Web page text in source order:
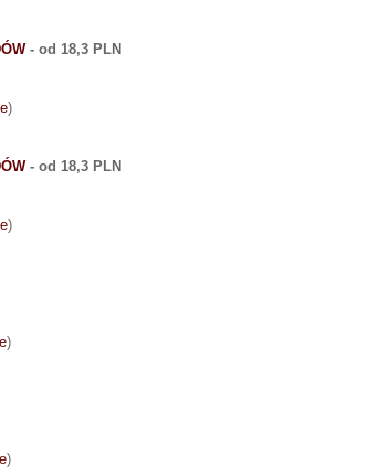
- od 18,3 PLN
)
- od 18,3 PLN
)
)
)